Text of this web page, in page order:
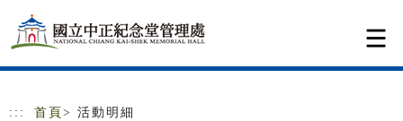
跳到主要內容
網站導覽
::: 首頁 > 活動明細